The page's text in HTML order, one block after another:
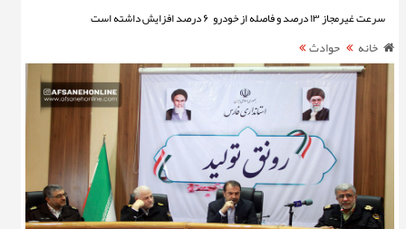
سرعت غیرمجاز ۱۳ درصد و فاصله از خودرو ۶ درصد افزایش داشته است
خانه حوادث